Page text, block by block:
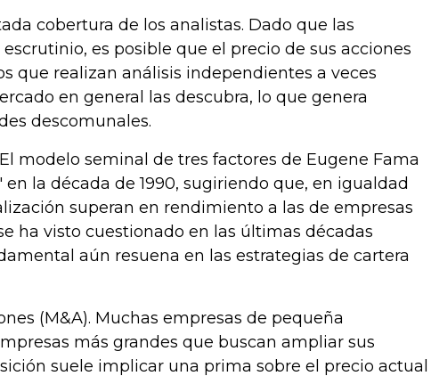
cobertura de los analistas. Dado que las
es posible que el precio de sus acciones
que realizan análisis independientes a veces
en general las descubra, lo que genera
descomunales.
modelo seminal de tres factores de Eugene Fama
la década de 1990, sugiriendo que, en igualdad
superan en rendimiento a las de empresas
ha visto cuestionado en las últimas décadas
aún resuena en las estrategias de cartera
(M&A). Muchas empresas de pequeña
más grandes que buscan ampliar sus
suele implicar una prima sobre el precio actual